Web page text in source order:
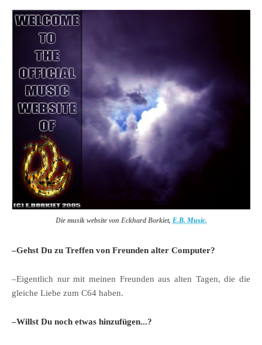
Die musik website von Eckhard Borkiet, E.B. Music.
–Gehst Du zu Treffen von Freunden alter Computer?
–Eigentlich nur mit meinen Freunden aus alten Tagen, die die
gleiche Liebe zum C64 haben.
–Willst Du noch etwas hinzufügen...?